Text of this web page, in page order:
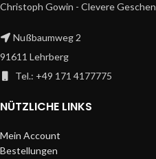
Christoph Gowin - Clevere
Nußbaumweg 2
91611 Lehrberg
Tel.: +49 171 4177775
NÜTZLICHE LINKS
Mein Account
Bestellungen